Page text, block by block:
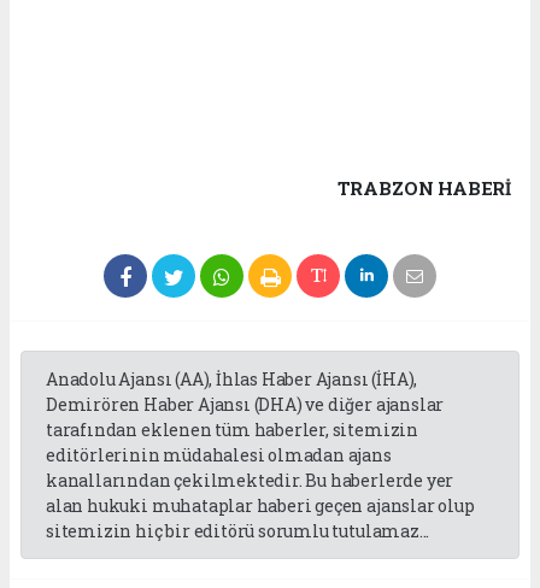
TRABZON HABERİ
Anadolu Ajansı (AA), İhlas Haber Ajansı (İHA),
Demirören Haber Ajansı (DHA) ve diğer ajanslar
tarafından eklenen tüm haberler, sitemizin
editörlerinin müdahalesi olmadan ajans
kanallarından çekilmektedir. Bu haberlerde yer
alan hukuki muhataplar haberi geçen ajanslar olup
sitemizin hiç bir editörü sorumlu tutulamaz...